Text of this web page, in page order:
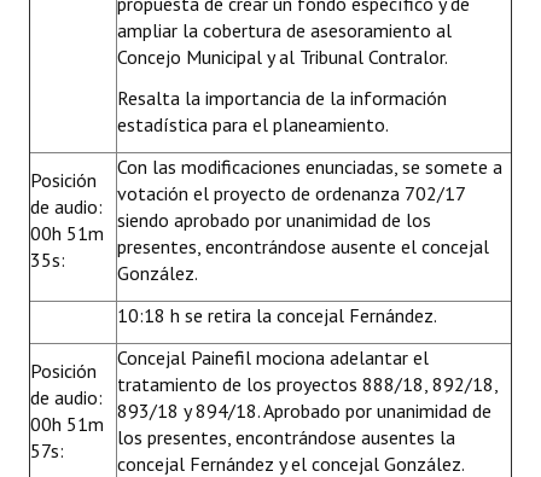
ampliar la cobertura de asesoramiento al
Concejo Municipal y al Tribunal Contralor.
Resalta la importancia de la información
estadística para el planeamiento.
Posición
de audio:
00h 51m
35s:
Con las modificaciones enunciadas, se somete a
votación el proyecto de ordenanza 702/17
siendo aprobado por unanimidad de los
presentes, encontrándose ausente el concejal
González.
10:18 h se retira la concejal Fernández.
Posición
de audio:
00h 51m
57s:
Concejal Painefil mociona adelantar el
tratamiento de los proyectos 888/18, 892/18,
893/18 y 894/18. Aprobado por unanimidad de
los presentes, encontrándose ausentes la
concejal Fernández y el concejal González.